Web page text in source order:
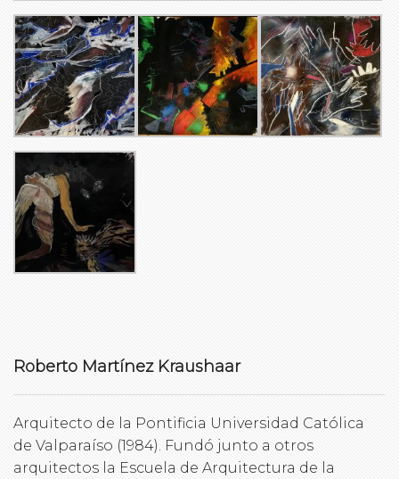
Roberto Martínez Kraushaar
Arquitecto de la Pontificia Universidad Católica
de Valparaíso (1984). Fundó junto a otros
arquitectos la Escuela de Arquitectura de la